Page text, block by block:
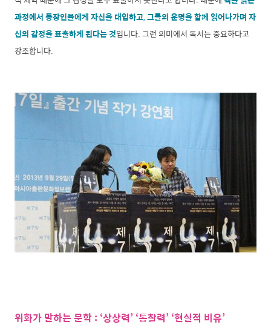
과정에서 등장인물에게 자신을 대입하고, 그들의 운명을 함께 읽어나가며 자
신의 감정을 표출하게 된다는 것입니다. 그런 의미에서 독서는 중요하다고
강조합니다.
위화가 말하는 문학 : ‘상상력’ ‘통찰력’ ‘현실적 비유’